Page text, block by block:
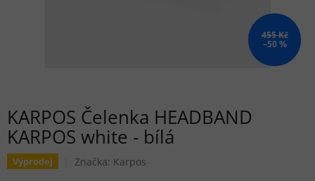
455 Kč
–50 %
KARPOS Čelenka HEADBAND
KARPOS white - bílá
Výprodej Značka: Karpos